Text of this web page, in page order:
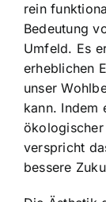
rein
Bedeutung
Umfeld. Es
erheblichen
unser
kann. Indem
verspricht
bessere